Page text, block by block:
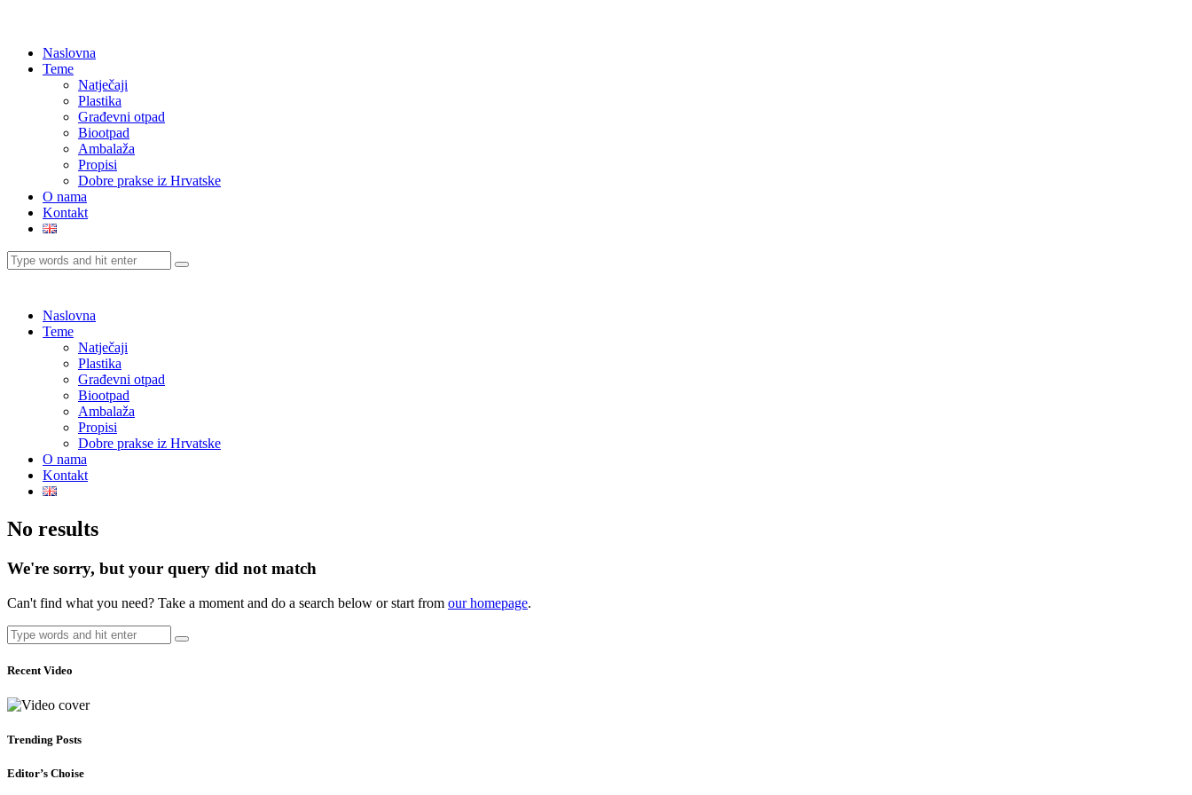
Naslovna
Teme
Natječaji
Plastika
Građevni otpad
Biootpad
Ambalaža
Propisi
Dobre prakse iz Hrvatske
O nama
Kontakt
Naslovna
Teme
Natječaji
Plastika
Građevni otpad
Biootpad
Ambalaža
Propisi
Dobre prakse iz Hrvatske
O nama
Kontakt
No results
We're sorry, but your query did not match
Can't find what you need? Take a moment and do a search below or start from our homepage.
Recent Video
Trending Posts
Editor’s Choise